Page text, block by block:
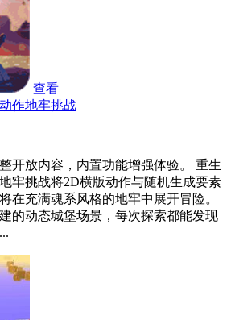
查看
作地牢挑战
开放内容，内置功能增强体验。 重生
牢挑战将2D横版动作与随机生成要素
在充满魂系风格的地牢中展开冒险。
的动态城堡场景，每次探索都能发现